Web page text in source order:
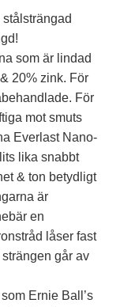
som är lindad
20% zink. För
För
mot smuts
Everlast Nano-
lika snabbt
& ton betydligt
är
en
låser fast
går av
Ernie Ball’s